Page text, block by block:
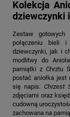
Kolekcja
dziewczynki
Zestaw gotowych
połączeniu bieli
dziewczynki, jak i
modlitwy do
pamiątki z Chrztu
postać aniołka jest
się napis:Chrzest
zdjęciami oraz
cudowną
zachowana na